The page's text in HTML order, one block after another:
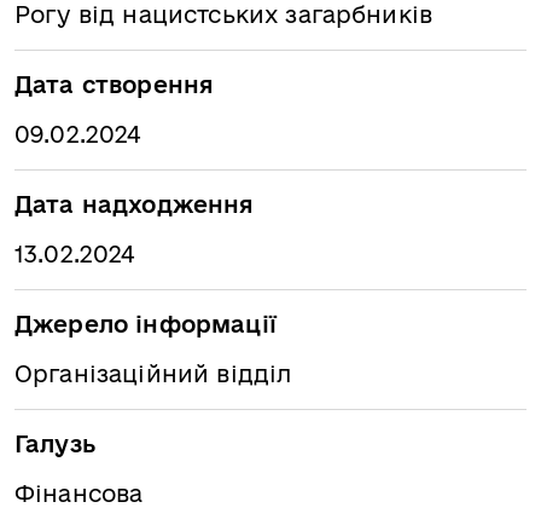
Рогу від нацистських загарбників
Дата створення
09.02.2024
Дата надходження
13.02.2024
Джерело інформації
Організаційний відділ
Галузь
Фінансова